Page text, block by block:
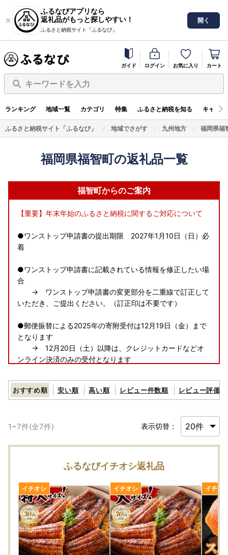
ふるなびアプリなら
返礼品がもっと探しやすい！
ふるさと納税サイト「ふるなび」
開く
ガイド ログイン お気に入り カート
キーワードを入力
ランキング 地域一覧 カテゴリ 特集 ふるさと納税を知る キャン
ふるさと納税サイト「ふるなび」 地域でさがす 九州地方 福岡県福
福岡県福智町の返礼品一覧
福智町からのご案内
【重要】年末年始のふるさと納税に関するご対応について
●ワンストップ申請書の提出期限 2027年1月10日（日）必
着
●ワンストップ申請書に記載されている情報を修正したい場
合
→ ワンストップ申請書の変更部分を二重線で訂正して
いただき、ご提出ください。（訂正印は不要です）
●郵便振替による2025年の寄附受付は12月19日（金）まで
となります
→ 12月20日（土）以降は、クレジットカードなどオ
ンライン決済のみの受付となります
●福智町ふるさと納税に関するお問い合わせ先は、下記のと
おりになります。お掛け間違えのないようにご連絡ください
福智町ふるさと納税まごころ窓口
TEL：050-3172-9450 （受付時間 9：00～17：30）
FAX：092-410-8432
※福智町では、ふるさと納税業務を外部委託しております。
※0947-22-0555は、福智町役場総務課の電話番号（代表番
号）となりますのでご注意くださいませ。
★【重要】福智町ワンストップ特例申請受付済通知のお知ら
せ★
いつも福智町を応援していただき、誠にありがとうございま
す。
おすすめ順 安い順 高い順 レビュー件数順 レビュー評価順
1~7件(全7件) 表示切替：
ふるなびイチオシ返礼品